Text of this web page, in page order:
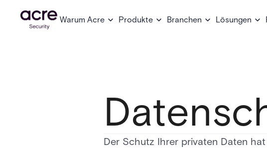
Warum Acre Produkte Branchen Lösungen
Der Schutz Ihrer privaten Daten